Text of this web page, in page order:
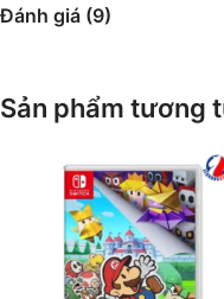
Đánh giá (9)
Sản phẩm tương